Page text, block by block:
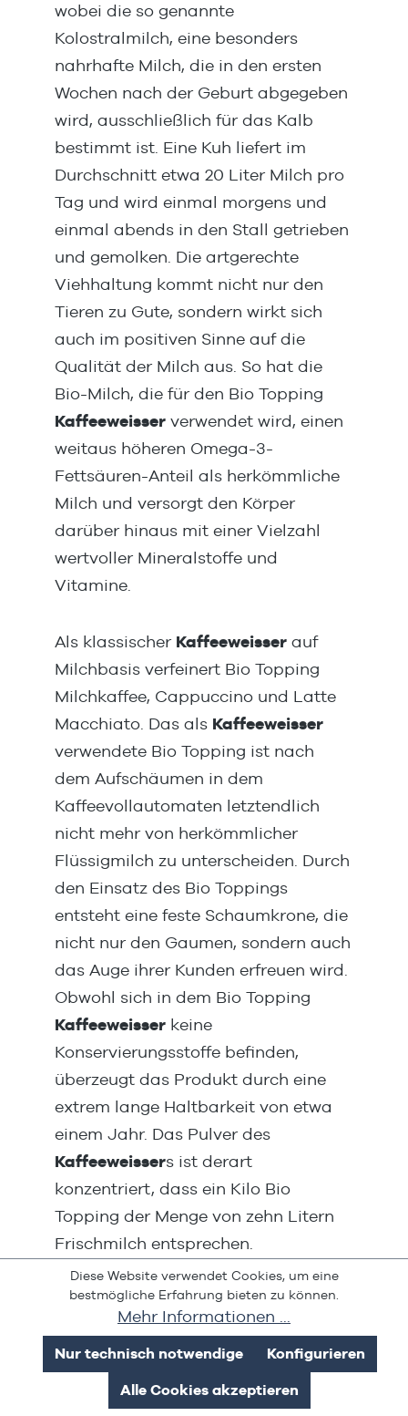
wobei die so genannte
Kolostralmilch, eine besonders
nahrhafte Milch, die in den ersten
Wochen nach der Geburt abgegeben
wird, ausschließlich für das Kalb
bestimmt ist. Eine Kuh liefert im
Durchschnitt etwa 20 Liter Milch pro
Tag und wird einmal morgens und
einmal abends in den Stall getrieben
und gemolken. Die artgerechte
Viehhaltung kommt nicht nur den
Tieren zu Gute, sondern wirkt sich
auch im positiven Sinne auf die
Qualität der Milch aus. So hat die
Bio-Milch, die für den Bio Topping
Kaffeeweisser verwendet wird, einen
weitaus höheren Omega-3-
Fettsäuren-Anteil als herkömmliche
Milch und versorgt den Körper
darüber hinaus mit einer Vielzahl
wertvoller Mineralstoffe und
Vitamine.
Als klassischer Kaffeeweisser auf
Milchbasis verfeinert Bio Topping
Milchkaffee, Cappuccino und Latte
Macchiato. Das als Kaffeeweisser
verwendete Bio Topping ist nach
dem Aufschäumen in dem
Kaffeevollautomaten letztendlich
nicht mehr von herkömmlicher
Flüssigmilch zu unterscheiden. Durch
den Einsatz des Bio Toppings
entsteht eine feste Schaumkrone, die
nicht nur den Gaumen, sondern auch
das Auge ihrer Kunden erfreuen wird.
Obwohl sich in dem Bio Topping
Kaffeeweisser keine
Konservierungsstoffe befinden,
überzeugt das Produkt durch eine
extrem lange Haltbarkeit von etwa
einem Jahr. Das Pulver des
Kaffeeweissers ist derart
konzentriert, dass ein Kilo Bio
Topping der Menge von zehn Litern
Frischmilch entsprechen.
Diese Website verwendet Cookies, um eine
bestmögliche Erfahrung bieten zu können.
Mehr Informationen ...
Nur technisch notwendige Konfigurieren
Alle Cookies akzeptieren